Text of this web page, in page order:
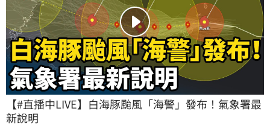
【#直播中LIVE】白海豚颱風「海警」發布！氣象署最
新說明